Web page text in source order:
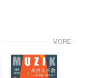
MORE